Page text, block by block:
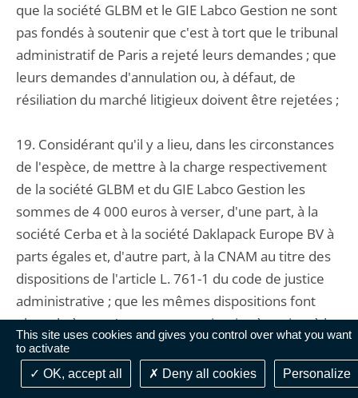
This site uses cookies and gives you control over what you want
to activate
OK, accept all
Deny all cookies Personalize
que la société GLBM et le GIE Labco Gestion ne sont
pas fondés à soutenir que c'est à tort que le tribunal
administratif de Paris a rejeté leurs demandes ; que
leurs demandes d'annulation ou, à défaut, de
résiliation du marché litigieux doivent être rejetées ;
19. Considérant qu'il y a lieu, dans les circonstances
de l'espèce, de mettre à la charge respectivement
de la société GLBM et du GIE Labco Gestion les
sommes de 4 000 euros à verser, d'une part, à la
société Cerba et à la société Daklapack Europe BV à
parts égales et, d'autre part, à la CNAM au titre des
dispositions de l'article L. 761-1 du code de justice
administrative ; que les mêmes dispositions font
obstacle à ce qu'une somme soit mise à ce titre à la
charge des sociétés Cerba et Dalkapack Europe B.V.
et de la CNAM qui ne sont pas, dans la présente
instance, les parties perdantes ;